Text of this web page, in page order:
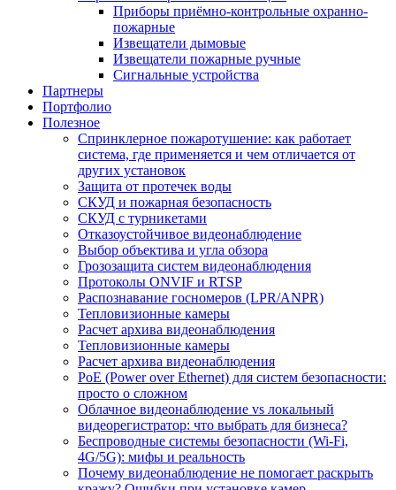
Приборы приёмно-контрольные охранно-
пожарные
Извещатели дымовые
Извещатели пожарные ручные
Сигнальные устройства
Партнеры
Портфолио
Полезное
Спринклерное пожаротушение: как работает
система, где применяется и чем отличается от
других установок
Защита от протечек воды
СКУД и пожарная безопасность
СКУД с турникетами
Отказоустойчивое видеонаблюдение
Выбор объектива и угла обзора
Грозозащита систем видеонаблюдения
Протоколы ONVIF и RTSP
Распознавание госномеров (LPR/ANPR)
Тепловизионные камеры
Расчет архива видеонаблюдения
Тепловизионные камеры
Расчет архива видеонаблюдения
PoE (Power over Ethernet) для систем безопасности:
просто о сложном
Облачное видеонаблюдение vs локальный
видеорегистратор: что выбрать для бизнеса?
Беспроводные системы безопасности (Wi-Fi,
4G/5G): мифы и реальность
Почему видеонаблюдение не помогает раскрыть